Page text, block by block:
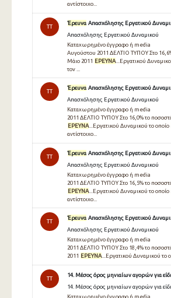
αντίστοιχο...
TT
Έρευνα Απασχόλησης Εργατικού
Απασχόλησης Εργατικού Δυναμικού
Καταχωρημένο έγγραφο ή media
Αυγούστου 2011 ΔΕΛΤΙΟ ΤΥΠΟΥ Στο
Μάιο 2011 ΕΡΕΥΝΑ...Εργατικού
τον ...
TT
Έρευνα Απασχόλησης Εργατικού
Απασχόλησης Εργατικού Δυναμικού
Καταχωρημένο έγγραφο ή media
2011 ΔΕΛΤΙΟ ΤΥΠΟΥ Στο 16,0% το ποσοστό
ΕΡΕΥΝΑ...Εργατικού Δυναμικού το οποίο
αντίστοιχο...
TT
Έρευνα Απασχόλησης Εργατικού
Απασχόλησης Εργατικού Δυναμικού
Καταχωρημένο έγγραφο ή media
2011 ΔΕΛΤΙΟ ΤΥΠΟΥ Στο 16,5% το ποσοστό
ΕΡΕΥΝΑ...Εργατικού Δυναμικού το οποίο
αντίστοιχο...
TT
Έρευνα Απασχόλησης Εργατικού
Απασχόλησης Εργατικού Δυναμικού
Καταχωρημένο έγγραφο ή media
2011 ΔΕΛΤΙΟ ΤΥΠΟΥ Στο 18,4% το
2011 ΕΡΕΥΝΑ...Εργατικού Δυναμικού το
TT
14. Μέσος όρος μηνιαίων αγορών για
14. Μέσος όρος μηνιαίων αγορών για
Καταχωρημένο έγγραφο ή media